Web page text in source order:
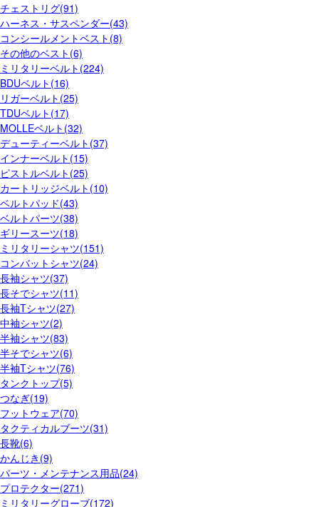
チェストリグ(91)
ハーネス・サスペンダー(43)
コンシールメントベスト(8)
その他のベスト(6)
ミリタリーベルト(224)
BDUベルト(16)
リガーベルト(25)
TDUベルト(17)
MOLLEベルト(32)
デューティーベルト(37)
インナーベルト(15)
ピストルベルト(25)
カートリッジベルト(10)
ベルトパッド(43)
ベルトパーツ(38)
ギリースーツ(18)
ミリタリーシャツ(151)
コンバットシャツ(24)
長袖シャツ(37)
長そでシャツ(11)
長袖Tシャツ(27)
中袖シャツ(2)
半袖シャツ(83)
半そでシャツ(6)
半袖Tシャツ(76)
タンクトップ(5)
つなぎ(19)
フットウェア(70)
タクティカルブーツ(31)
長靴(6)
かんじき(9)
パーツ・メンテナンス用品(24)
プロテクター(271)
ミリタリーグローブ(172)